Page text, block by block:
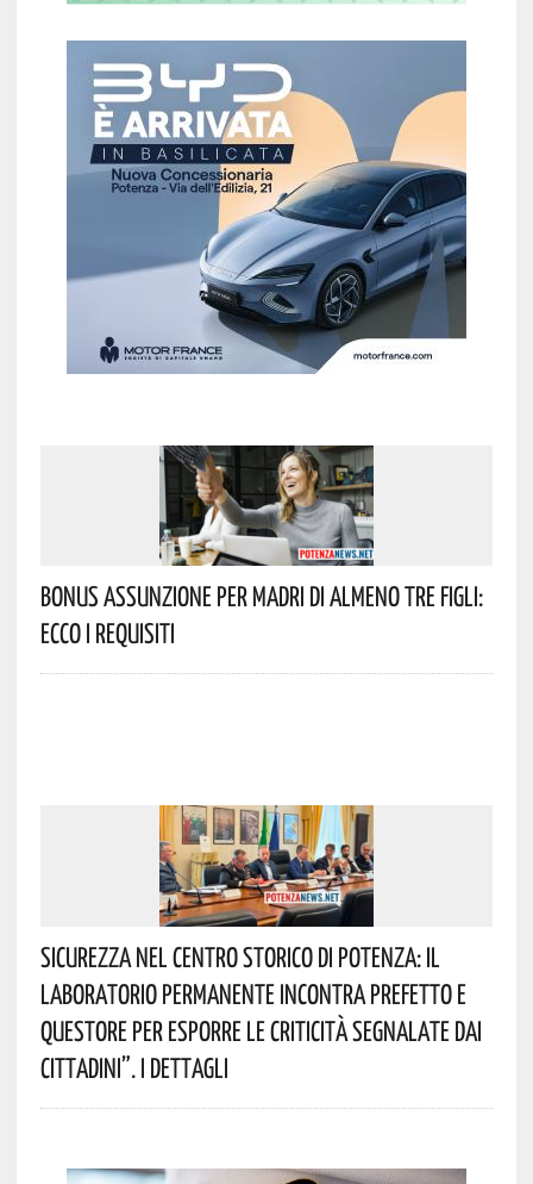
Bonus Assunzione Per Madri Di Almeno Tre Figli:
Ecco I Requisiti
Sicurezza Nel Centro Storico Di Potenza: Il
Laboratorio Permanente Incontra Prefetto E
Questore Per Esporre Le Criticità Segnalate Dai
Cittadini”. I Dettagli